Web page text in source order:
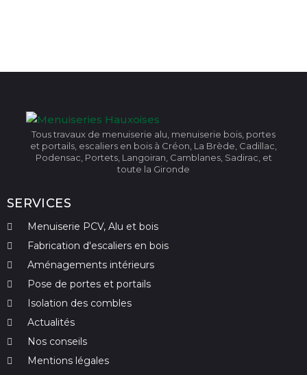
Tous travaux de menuiserie alu, menuiserie bois, portes
et portails, escaliers en bois à Créon, La Brède, Cadillac,
Podensac, Portets, Langoiran, Camblanes, Sadirac, et
toute la Gironde
SERVICES
Menuiserie PCV, Alu et bois
Fabrication d'escaliers en bois
Aménagements intérieurs
Pose de portes et portails
Isolation des combles
Actualités
Nos conseils
Mentions légales